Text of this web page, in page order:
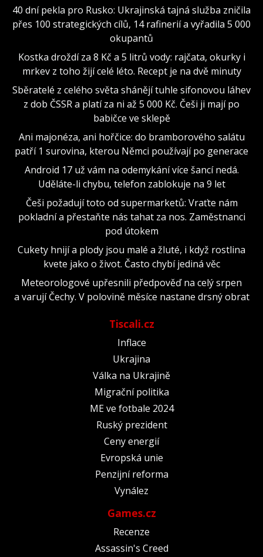
40 dní pekla pro Rusko: Ukrajinská tajná služba zničila
přes 100 strategických cílů, 14 rafinerií a vyřadila 5 000
okupantů
Kostka droždí za 8 Kč a 5 litrů vody: rajčata, okurky i
mrkev z toho žijí celé léto. Recept je na dvě minuty
Sběratelé z celého světa shánějí tuhle sifonovou láhev
z dob ČSSR a platí za ni až 5 000 Kč. Češi ji mají po
babičce ve sklepě
Ani majonéza, ani hořčice: do bramborového salátu
patří 1 surovina, kterou Němci používají po generace
Android 17 už vám na odemykání více šancí nedá.
Uděláte-li chybu, telefon zablokuje na 9 let
Češi požadují toto od supermarketů: Vraťte nám
pokladní a přestaňte nás tahat za nos. Zaměstnanci
pod útokem
Cukety hnijí a plody jsou malé a žluté, i když rostlina
kvete jako o život. Často chybí jediná věc
Meteorologové upřesnili předpověď na celý srpen
a varují Čechy. V polovině měsíce nastane drsný obrat
Tiscali.cz
Inflace
Ukrajina
Válka na Ukrajině
Migrační politika
ME ve fotbale 2024
Ruský prezident
Ceny energií
Evropská unie
Penzijní reforma
Vynález
Games.cz
Recenze
Assassin's Creed